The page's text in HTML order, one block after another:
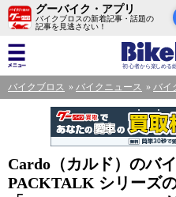
グーバイク・アプリ
バイクブロスの新着記事・話題の
記事を見逃さない！
バイクブロス バイクニュース バイ
Cardo（カルド）のバ
PACKTALK シリーズ